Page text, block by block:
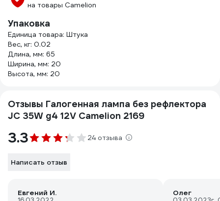
на товары Camelion
Упаковка
Единица товара: Штука
Вес, кг: 0.02
Длина, мм: 65
Ширина, мм: 20
Высота, мм: 20
Отзывы Галогенная лампа без рефлектора
JC 35W g4 12V Camelion 2169
3.3 24 отзыва
Написать отзыв
Евгений И. Олег